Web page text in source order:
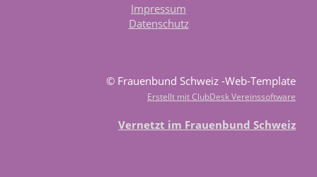
Impressum
Datenschutz
© Frauenbund Schweiz -Web-Template
Erstellt mit ClubDesk Vereinssoftware
Vernetzt im Frauenbund Schweiz